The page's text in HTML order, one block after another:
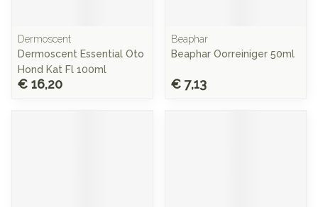
Dermoscent
Dermoscent Essential Oto
Hond Kat Fl 100ml
€ 16,20
Beaphar
Beaphar Oorreiniger 50ml
€ 7,13